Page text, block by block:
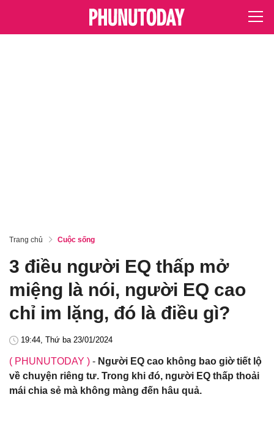
Trang chủ Cuộc sống
3 điều người EQ thấp mở
miệng là nói, người EQ cao
chỉ im lặng, đó là điều gì?
19:44, Thứ ba 23/01/2024
( PHUNUTODAY ) - Người EQ cao không bao giờ tiết lộ
về chuyện riêng tư. Trong khi đó, người EQ thấp thoải
mái chia sẻ mà không màng đến hâu quả.